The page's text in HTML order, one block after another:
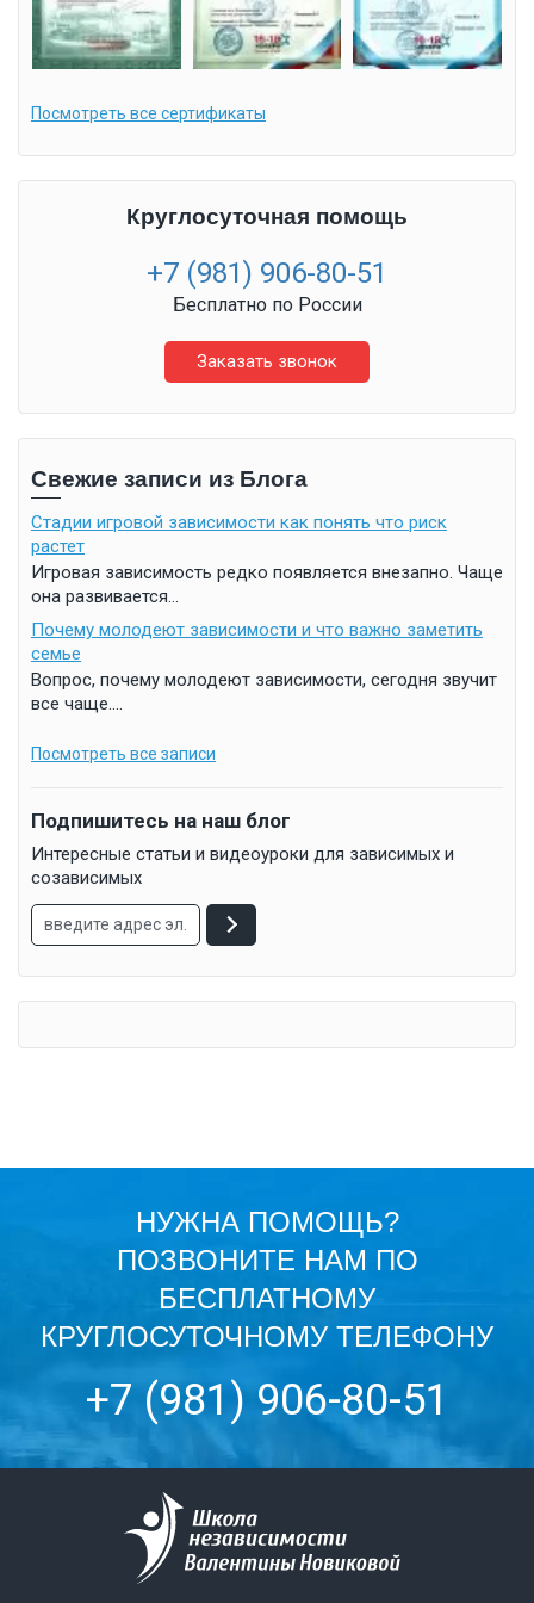
Посмотреть все сертификаты
Круглосуточная помощь
+7 (981) 906-80-51
Бесплатно по России
Заказать звонок
Свежие записи из Блога
Стадии игровой зависимости как понять что риск
растет
Игровая зависимость редко появляется внезапно. Чаще
она развивается...
Почему молодеют зависимости и что важно заметить
семье
Вопрос, почему молодеют зависимости, сегодня звучит
все чаще....
Посмотреть все записи
Подпишитесь на наш блог
Интересные статьи и видеоуроки для зависимых и
созависимых
НУЖНА ПОМОЩЬ?
ПОЗВОНИТЕ НАМ ПО
БЕСПЛАТНОМУ
КРУГЛОСУТОЧНОМУ ТЕЛЕФОНУ
+7 (981) 906-80-51